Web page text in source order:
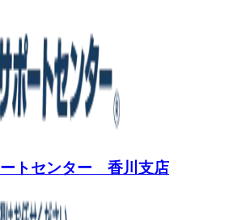
トセンター 香川支店